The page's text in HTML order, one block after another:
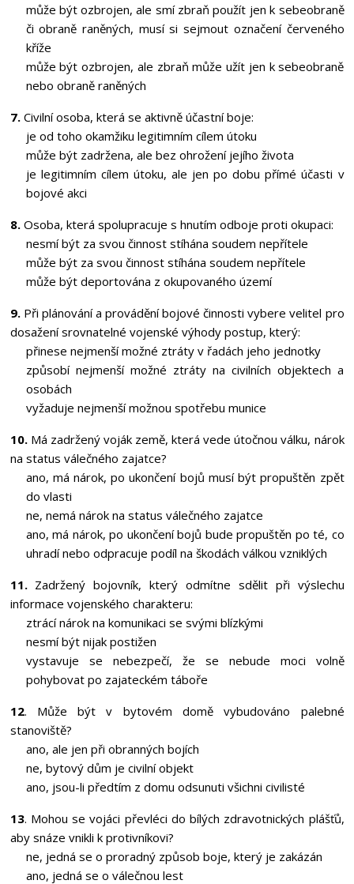
může být ozbrojen, ale smí zbraň použít jen k sebeobraně
či obraně raněných, musí si sejmout označení červeného
kříže
může být ozbrojen, ale zbraň může užít jen k sebeobraně
nebo obraně raněných
7.Civilní osoba, která se aktivně účastní boje:
je od toho okamžiku legitimním cílem útoku
může být zadržena, ale bez ohrožení jejího života
je legitimním cílem útoku, ale jen po dobu přímé účasti v
bojové akci
8.Osoba, která spolupracuje s hnutím odboje proti okupaci:
nesmí být za svou činnost stíhána soudem nepřítele
může být za svou činnost stíhána soudem nepřítele
může být deportována z okupovaného území
9.Při plánování a provádění bojové činnosti vybere velitel pro
dosažení srovnatelné vojenské výhody postup, který:
přinese nejmenší možné ztráty v řadách jeho jednotky
způsobí nejmenší možné ztráty na civilních objektech a
osobách
vyžaduje nejmenší možnou spotřebu munice
10.Má zadržený voják země, která vede útočnou válku, nárok
na status válečného zajatce?
ano, má nárok, po ukončení bojů musí být propuštěn zpět
do vlasti
ne, nemá nárok na status válečného zajatce
ano, má nárok, po ukončení bojů bude propuštěn po té, co
uhradí nebo odpracuje podíl na škodách válkou vzniklých
11.Zadržený bojovník, který odmítne sdělit při výslechu
informace vojenského charakteru:
ztrácí nárok na komunikaci se svými blízkými
nesmí být nijak postižen
vystavuje se nebezpečí, že se nebude moci volně
pohybovat po zajateckém táboře
12. Může být v bytovém domě vybudováno palebné
stanoviště?
ano, ale jen při obranných bojích
ne, bytový dům je civilní objekt
ano, jsou-li předtím z domu odsunuti všichni civilisté
13. Mohou se vojáci převléci do bílých zdravotnických plášťů,
aby snáze vnikli k protivníkovi?
ne, jedná se o proradný způsob boje, který je zakázán
ano, jedná se o válečnou lest